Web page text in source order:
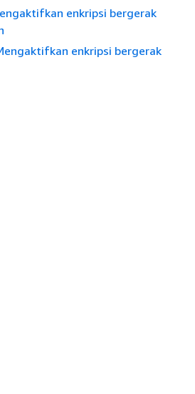
enkripsi bergerak
enkripsi bergerak